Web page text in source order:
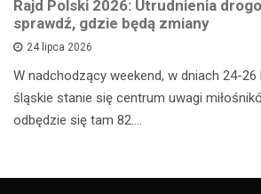
Rajd Polski 2026: Utrudnienia
sprawdź, gdzie będą zmiany
24 lipca 2026
W nadchodzący weekend, w dniach 24-
śląskie stanie się centrum uwagi
odbędzie się tam 82.…